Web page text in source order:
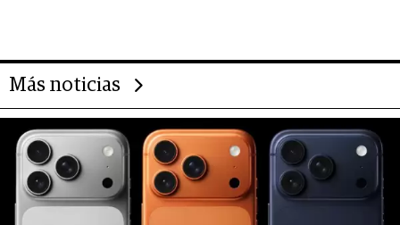
Más noticias